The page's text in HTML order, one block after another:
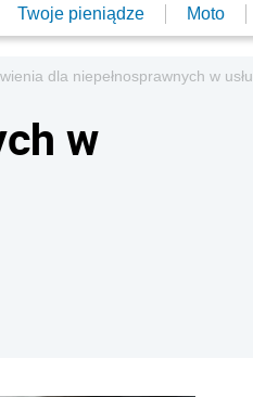
Twoje pieniądze Moto
dla niepełnosprawnych w
w